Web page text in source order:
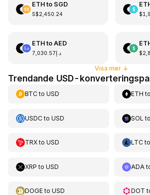
ETHto SGD
S$2,450.24
ETHto AED
د.إ7,030.57
Visa mer ↓
Trendande USD-
BTCto USD ETH
USDCto USD SOL
TRXto USD LTC
XRP to USD ADA
DOGEto USD DOT